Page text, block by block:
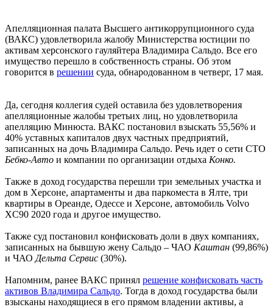
Апелляционная палата Высшего антикоррупционного суда
(ВАКС) удовлетворила жалобу Министерства юстиции по
активам херсонского гауляйтера Владимира Сальдо. Все его
имущество перешло в собственность страны. Об этом
говорится в решении суда, обнародованном в четверг, 17 мая.
Да, сегодня коллегия судей оставила без удовлетворения
апелляционные жалобы третьих лиц, но удовлетворила
апелляцию Минюста. ВАКС постановил взыскать 55,56% и
40% уставных капиталов двух частных предприятий,
записанных на дочь Владимира Сальдо. Речь идет о сети СТО
Бебко-Авто и компании по организации отдыха Конко.
Также в доход государства перешли три земельных участка и
дом в Херсоне, апартаменты и два паркоместа в Ялте, три
квартиры в Ореанде, Одессе и Херсоне, автомобиль Volvo
XC90 2020 года и другое имущество.
Также суд постановил конфисковать доли в двух компаниях,
записанных на бывшую жену Сальдо – ЧАО Каштан (99,86%)
и ЧАО Дельта Сервис (30%).
Напомним, ранее ВАКС принял решение конфисковать часть
активов Владимира Сальдо. Тогда в доход государства были
взысканы находящиеся в его прямом владении активы, а